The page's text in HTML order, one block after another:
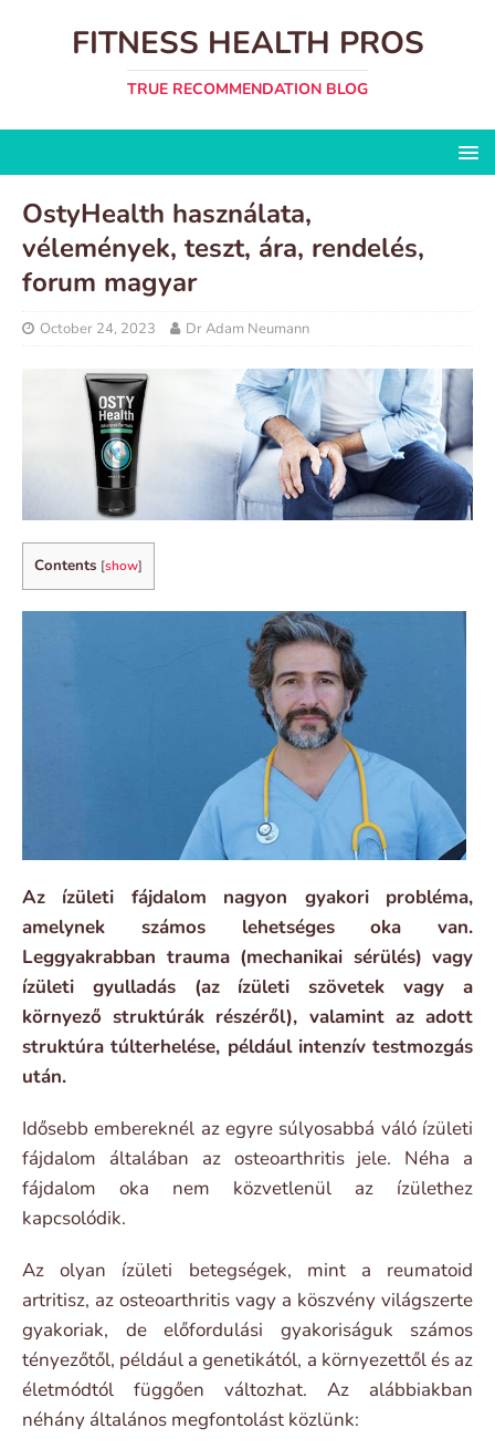
FITNESS HEALTH PROS
TRUE RECOMMENDATION BLOG
OstyHealth használata,
vélemények, teszt, ára, rendelés,
forum magyar
October 24, 2023 Dr Adam Neumann
Contents [show]
Az ízületi fájdalom nagyon gyakori probléma,
amelynek számos lehetséges oka van.
Leggyakrabban trauma (mechanikai sérülés) vagy
ízületi gyulladás (az ízületi szövetek vagy a
környező struktúrák részéről), valamint az adott
struktúra túlterhelése, például intenzív testmozgás
után.
Idősebb embereknél az egyre súlyosabbá váló ízületi
fájdalom általában az osteoarthritis jele. Néha a
fájdalom oka nem közvetlenül az ízülethez
kapcsolódik.
Az olyan ízületi betegségek, mint a reumatoid
artritisz, az osteoarthritis vagy a köszvény világszerte
gyakoriak, de előfordulási gyakoriságuk számos
tényezőtől, például a genetikától, a környezettől és az
életmódtól függően változhat. Az alábbiakban
néhány általános megfontolást közlünk: